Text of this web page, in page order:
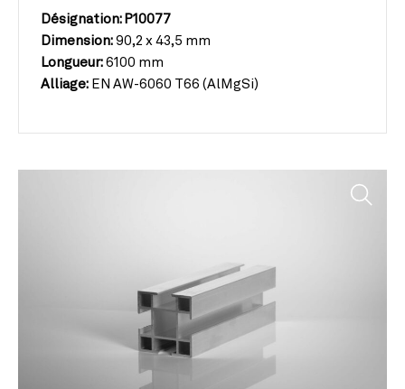
Désignation: P10077
Dimension: 90,2 x 43,5 mm
Longueur: 6100 mm
Alliage: EN AW-6060 T66 (AlMgSi)